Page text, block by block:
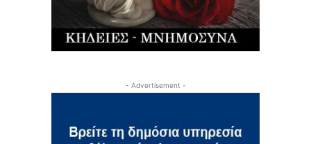
- Advertisement -